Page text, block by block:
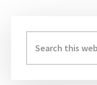
Sidebar
this
website